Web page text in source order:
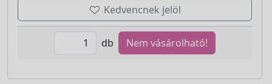
Kedvencnek jelöl
db Nem vásárolható!